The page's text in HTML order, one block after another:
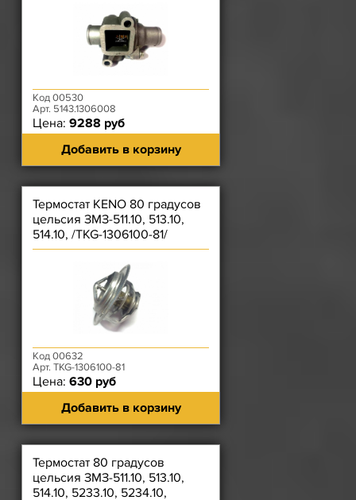
Код 00530
Арт. 5143.1306008
Цена: 9288 руб
Добавить в корзину
Термостат KENO 80 градусов
цельсия ЗМЗ-511.10, 513.10,
514.10, /TKG-1306100-81/
Код 00632
Арт. TKG-1306100-81
Цена: 630 руб
Добавить в корзину
Термостат 80 градусов
цельсия ЗМЗ-511.10, 513.10,
514.10, 5233.10, 5234.10,